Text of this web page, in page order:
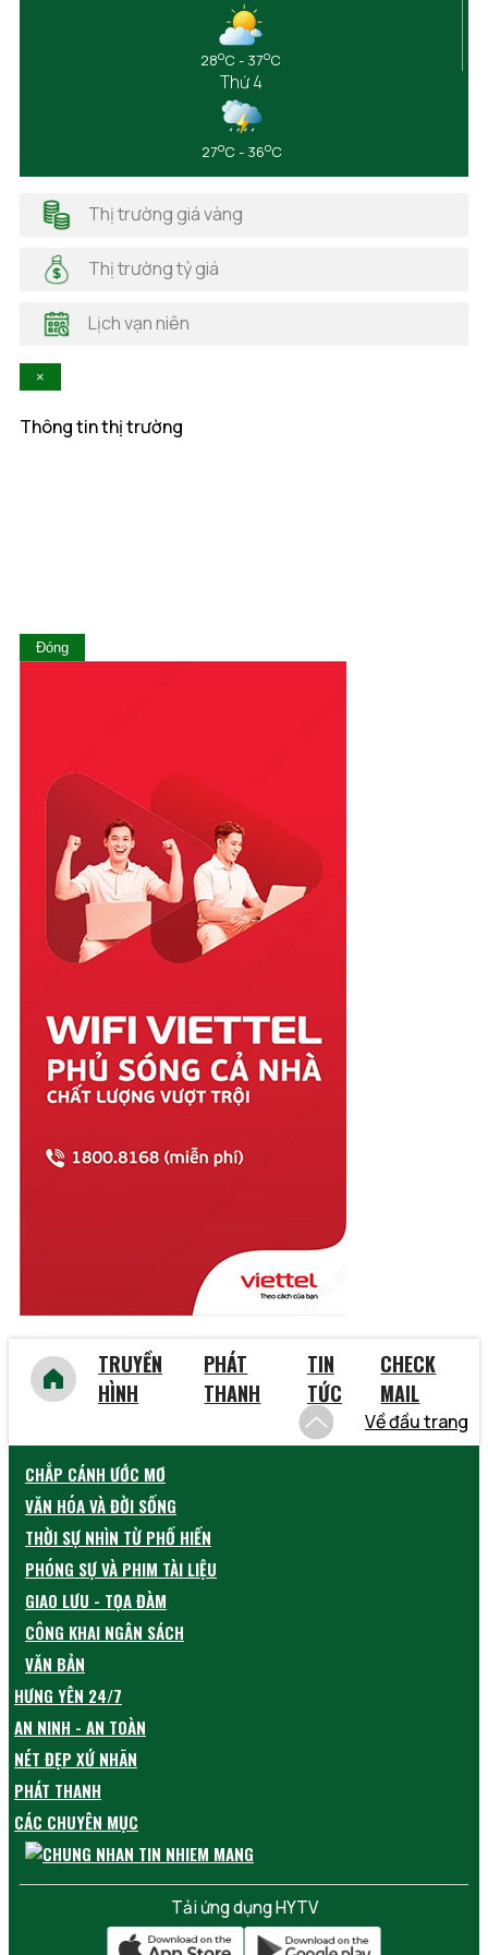
Hà Giang
Hải Dương
Hải Phòng
Hà Tĩnh
Hòa Bình
Lai Châu
Quảng Ngãi
Quảng Ninh
Quảng Trị
Sóc Trăng
Sơn La
Tây Ninh
Thái Bình
Thái Nguyên
Thừa Thiên Huế
Tiền Giang
Trà Vinh
Tuyên Quang
Vĩnh Phúc
Vũng Tàu
28oC - 37oC
Thứ 4
27oC - 36oC
Thị trường giá vàng
Thị trường tỷ giá
Lịch vạn niên
×
Thông tin thị trường
Đóng
TRUYỀN
HÌNH
PHÁT
THANH
TIN
TỨC
CHECK
MAIL
Về đầu trang
CHẮP CÁNH ƯỚC MƠ
VĂN HÓA VÀ ĐỜI SỐNG
THỜI SỰ NHÌN TỪ PHỐ HIẾN
PHÓNG SỰ VÀ PHIM TÀI LIỆU
GIAO LƯU - TỌA ĐÀM
CÔNG KHAI NGÂN SÁCH
VĂN BẢN
HƯNG YÊN 24/7
AN NINH - AN TOÀN
NÉT ĐẸP XỨ NHÃN
PHÁT THANH
CÁC CHUYÊN MỤC
Tải ứng dụng HYTV